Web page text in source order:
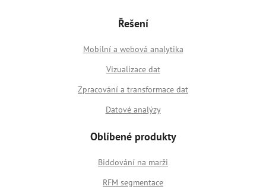
Řešení
Mobilní a webová analytika
Vizualizace dat
Zpracování a transformace dat
Datové analýzy
Oblíbené produkty
Biddování na marži
RFM segmentace